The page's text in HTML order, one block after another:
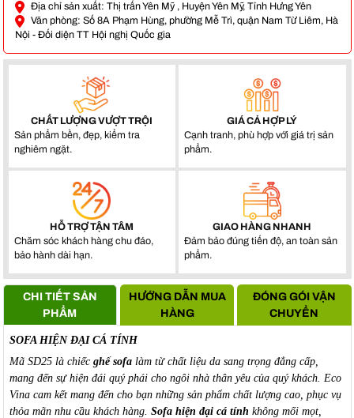
Địa chỉ sản xuất: Thị trấn Yên Mỹ , Huyện Yên Mỹ, Tỉnh Hưng Yên
Văn phòng: Số 8A Phạm Hùng, phường Mễ Trì, quận Nam Từ Liêm, Hà
Nội - Đối diện TT Hội nghị Quốc gia
CHẤT LƯỢNG VƯỢT TRỘI
Sản phẩm bền, đẹp, kiểm tra
nghiêm ngặt.
GIÁ CẢ HỢP LÝ
Cạnh tranh, phù hợp với giá trị sản
phẩm.
HỖ TRỢ TẬN TÂM
Chăm sóc khách hàng chu đáo,
bảo hành dài hạn.
GIAO HÀNG NHANH
Đảm bảo đúng tiến độ, an toàn sản
phẩm.
CHI TIẾT SẢN
PHẨM
HƯỚNG DẪN MUA
HÀNG
ĐÓNG GÓI VẬN
CHUYỂN
SOFA HIỆN ĐẠI CÁ TÍNH
Mã SD25 là chiếc ghế sofalàm từ chất liệu da sang trọng đẳng cấp,
mang đến sự hiện đái quý phái cho ngôi nhà thân yêu của quý khách. Eco
Vina cam kết mang đến cho bạn những sản phẩm chất lượng cao, phục vụ
thỏa mãn nhu cầu khách hàng. Sofa hiện đại cá tính không mối mọt,